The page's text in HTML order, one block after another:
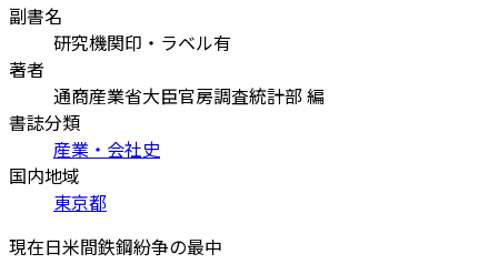
副書名
研究機関印・ラベル有
著者
通商産業省大臣官房調査統計部 編
書誌分類
産業・会社史
国内地域
東京都
現在日米間鉄鋼紛争の最中